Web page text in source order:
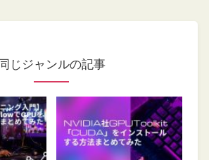
同じジャンルの記事